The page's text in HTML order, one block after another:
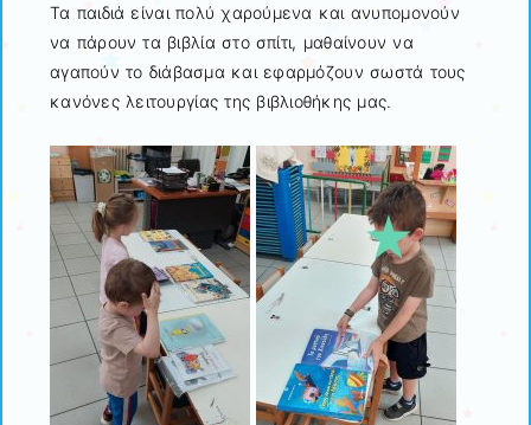
Τα παιδιά είναι πολύ χαρούμενα και ανυπομονούν
να πάρουν τα βιβλία στο σπίτι, μαθαίνουν να
αγαπούν το διάβασμα και εφαρμόζουν σωστά τους
κανόνες λειτουργίας της βιβλιοθήκης μας.